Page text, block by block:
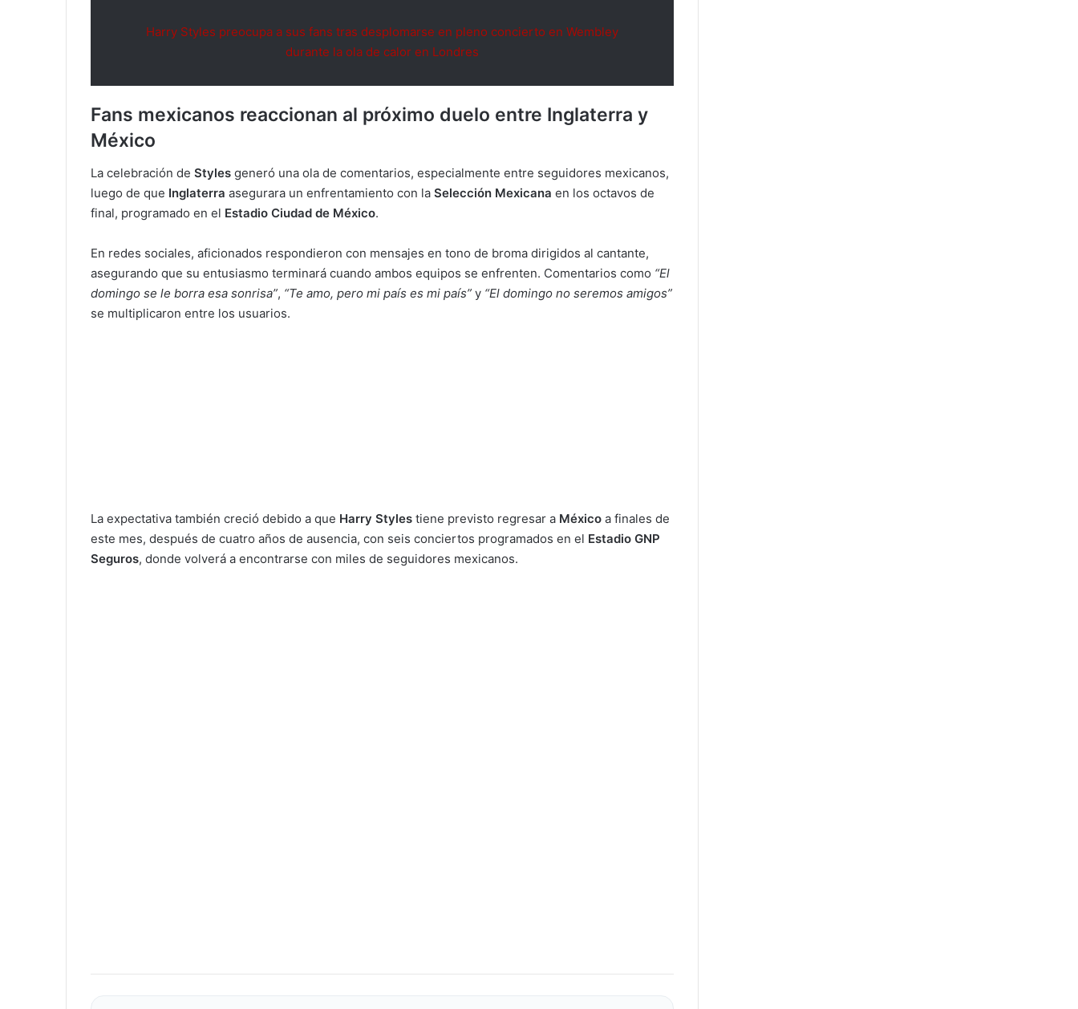
Harry Styles preocupa a sus fans tras desplomarse en pleno concierto en Wembley
durante la ola de calor en Londres
Fans mexicanos reaccionan al próximo duelo entre Inglaterra y
México
La celebración deStylesgeneró una ola de comentarios, especialmente entre seguidores mexicanos,
luego de que Inglaterraasegurara un enfrentamiento con laSelección Mexicana en los octavos de
final, programado en el Estadio Ciudad de México.
En redes sociales, aficionados respondieron con mensajes en tono de broma dirigidos al cantante,
asegurando que su entusiasmo terminará cuando ambos equipos se enfrenten. Comentarios como “El
domingo se le borra esa sonrisa”, “Te amo, pero mi país es mi país”y “El domingo no seremos amigos”
se multiplicaron entre los usuarios.
La expectativa también creció debido a que Harry Stylestiene previsto regresar a Méxicoa finales de
este mes, después de cuatro años de ausencia, con seis conciertos programados en el Estadio GNP
Seguros, donde volverá a encontrarse con miles de seguidores mexicanos.